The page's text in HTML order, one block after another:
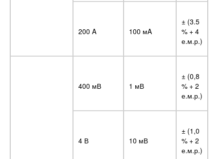
200 A 100 мA
± (3.5
% + 4
е.м.р.)
400 мВ 1 мВ
± (0,8
% + 2
е.м.р.)
4 В 10 мВ
± (1,0
% + 2
е.м.р.)